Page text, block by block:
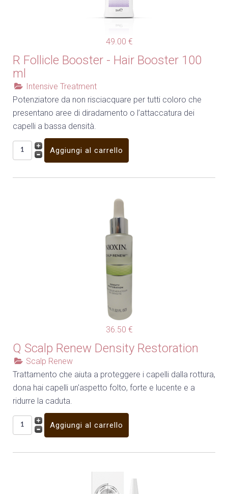
49.00 €
R Follicle Booster - Hair Booster 100
ml
Intensive Treatment
Potenziatore da non risciacquare per tutti coloro che
presentano aree di diradamento o l’attaccatura dei
capelli a bassa densità.
36.50 €
Q Scalp Renew Density Restoration
Scalp Renew
Trattamento che aiuta a proteggere i capelli dalla rottura,
dona hai capelli un'aspetto folto, forte e lucente e a
ridurre la caduta.